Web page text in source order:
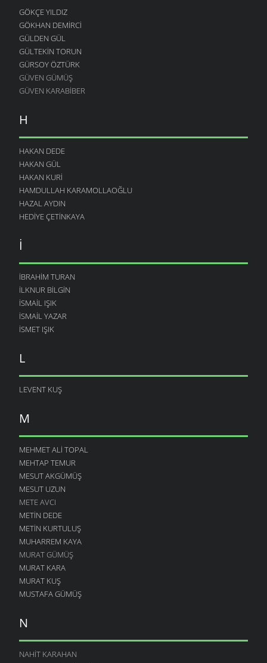
GÖKÇE YILDIZ
GÖKHAN DEMIRCI
GÜLDEN GÜL
GÜLTEKIN TORUN
GÜRSOY ÖZTÜRK
GÜVEN GÜMÜŞ
GÜVEN KARABIBER
H
HAKAN DEDE
HAKAN GÜL
HAKAN KURI
HAMDULLAH KARAMOLLAOĞLU
HAZAL AYDIN
HEDIYE ÇETINKAYA
I
İBRAHIM TURAN
İLKNUR BILGIN
İSMAIL IŞIK
ISMAIL YAZAR
ISMET IŞIK
L
LEVENT KUŞ
M
MEHMET ALI TOPAL
MEHTAP TEMUR
MESUT AKGÜMÜŞ
MESUT UZUN
METE AVCI
METIN DEDE
METIN KURTULUŞ
MUHARREM KAYA
MURAT GÜMÜŞ
MURAT KARA
MURAT KUŞ
MUSTAFA GÜMÜŞ
N
NAHIT KARAHAN